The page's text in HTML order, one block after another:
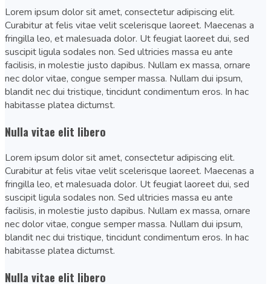
Lorem ipsum dolor sit amet, consectetur adipiscing elit.
Curabitur at felis vitae velit scelerisque laoreet. Maecenas a
fringilla leo, et malesuada dolor. Ut feugiat laoreet dui, sed
suscipit ligula sodales non. Sed ultricies massa eu ante
facilisis, in molestie justo dapibus. Nullam ex massa, ornare
nec dolor vitae, congue semper massa. Nullam dui ipsum,
blandit nec dui tristique, tincidunt condimentum eros. In hac
habitasse platea dictumst.
Nulla vitae elit libero
Lorem ipsum dolor sit amet, consectetur adipiscing elit.
Curabitur at felis vitae velit scelerisque laoreet. Maecenas a
fringilla leo, et malesuada dolor. Ut feugiat laoreet dui, sed
suscipit ligula sodales non. Sed ultricies massa eu ante
facilisis, in molestie justo dapibus. Nullam ex massa, ornare
nec dolor vitae, congue semper massa. Nullam dui ipsum,
blandit nec dui tristique, tincidunt condimentum eros. In hac
habitasse platea dictumst.
Nulla vitae elit libero